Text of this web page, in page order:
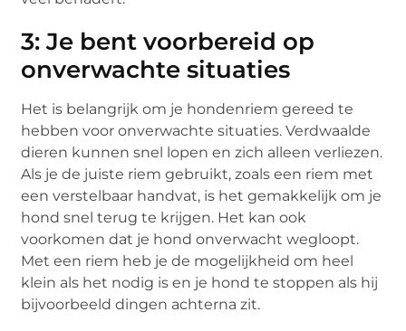
3: Je bent voorbereid op
onverwachte situaties
Het is belangrijk om je hondenriem gereed te
hebben voor onverwachte situaties. Verdwaalde
dieren kunnen snel lopen en zich alleen verliezen.
Als je de juiste riem gebruikt, zoals een riem met
een verstelbaar handvat, is het gemakkelijk om je
hond snel terug te krijgen. Het kan ook
voorkomen dat je hond onverwacht wegloopt.
Met een riem heb je de mogelijkheid om heel
klein als het nodig is en je hond te stoppen als hij
bijvoorbeeld dingen achterna zit.